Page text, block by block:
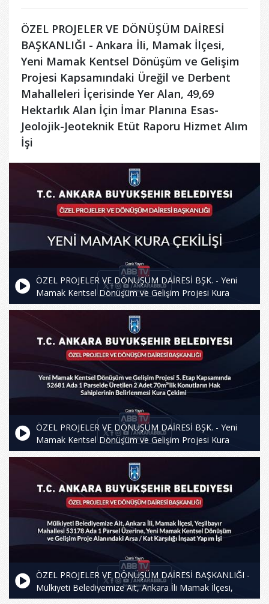
ÖZEL PROJELER VE DÖNÜŞÜM DAİRESİ
BAŞKANLIĞI - Ankara İli, Mamak İlçesi,
Yeni Mamak Kentsel Dönüşüm ve Gelişim
Projesi Kapsamındaki Üreğil ve Derbent
Mahalleleri İçerisinde Yer Alan, 49,69
Hektarlık Alan İçin İmar Planına Esas-
Jeolojik-Jeoteknik Etüt Raporu Hizmet Alım
İşi
ÖZEL PROJELER VE DÖNÜŞÜM DAİRESİ BŞK. - Yeni
Mamak Kentsel Dönüşüm ve Gelişim Projesi Kura
Çekimi
ÖZEL PROJELER VE DÖNÜŞÜM DAİRESİ BŞK. - Yeni
Mamak Kentsel Dönüşüm ve Gelişim Projesi Kura
Çekimi
ÖZEL PROJELER VE DÖNÜŞÜM DAİRESİ BAŞKANLIĞI -
Mülkiyeti Belediyemize Ait, Ankara İli Mamak İlçesi,
Yeşilbayır Mahallesi 53178 Ada 1 Parsel Üzerine, Yeni